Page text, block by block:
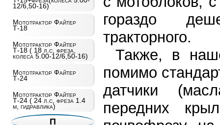
12/6,50-16)
Мототрактор Файтер
Т-18
Мототрактор Файтер
Т-18 ( 18 л.с, фреза,
колеса 5.00-12/6,50-16)
Мототрактор Файтер
Т-24
Мототрактор Файтер
Т-24 ( 24 л.с, фреза 1.4
м, гидравлика)
П
гораздо
тракторного.
Также, в
помимо
датчики
передних